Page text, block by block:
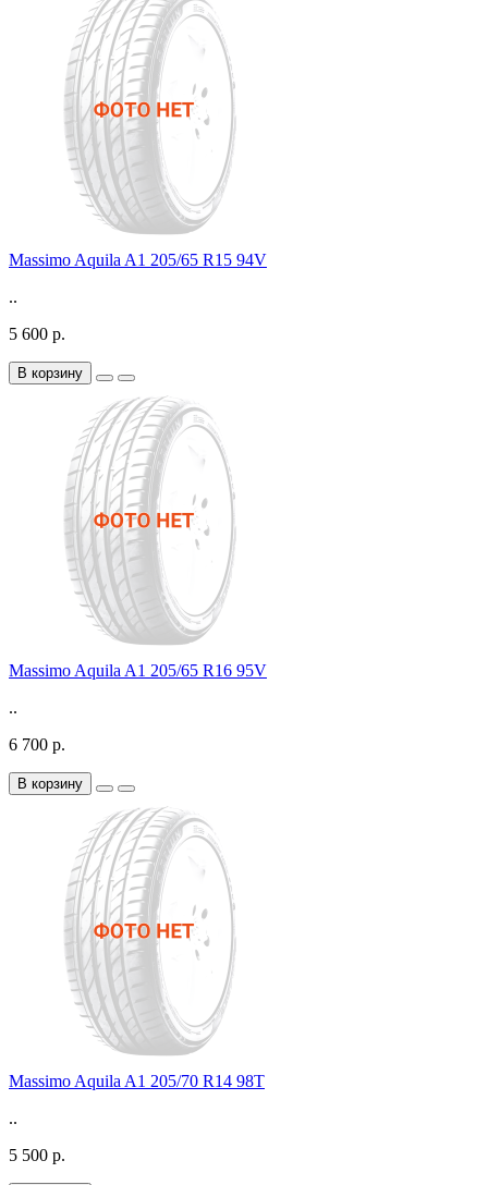
Massimo Aquila A1 205/65 R15 94V
..
5 600 р.
В корзину
Massimo Aquila A1 205/65 R16 95V
..
6 700 р.
В корзину
Massimo Aquila A1 205/70 R14 98T
..
5 500 р.